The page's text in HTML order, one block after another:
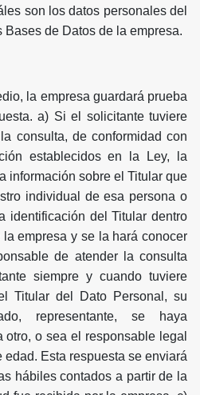
son los datos personales del
de Datos de la empresa.
la empresa guardará prueba
a) Si el solicitante tuviere
consulta, de conformidad con
establecidos en la Ley, la
información sobre el Titular que
individual de esa persona o
identificación del Titular dentro
empresa y se la hará conocer
de atender la consulta
siempre y cuando tuviere
Titular del Dato Personal, su
representante, se haya
o sea el responsable legal
Esta respuesta se enviará
hábiles contados a partir de la